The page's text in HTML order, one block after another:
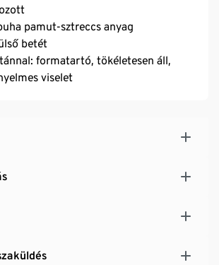
pamut-sztreccs anyag
betét
formatartó, tökéletesen áll,
viselet